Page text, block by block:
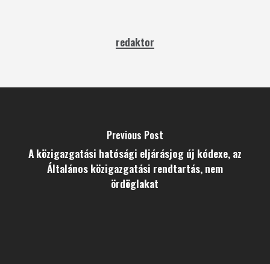
redaktor
Previous Post
A közigazgatási hatósági eljárásjog új kódexe, az
Általános közigazgatási rendtartás, nem
ördöglakat